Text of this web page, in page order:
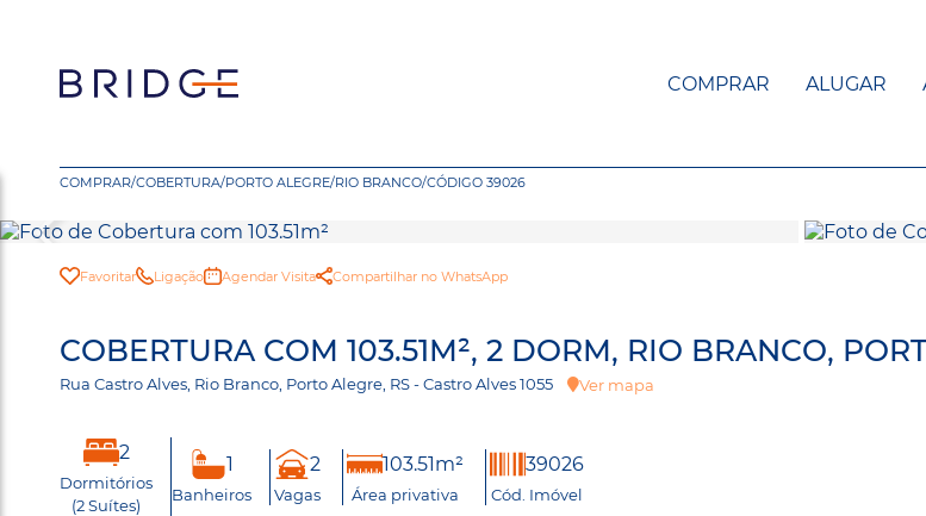
COMPRAR ALUGAR
COMPRAR/COBERTURA/PORTO ALEGRE/RIO BRANCO/CÓDIGO 39026
Favoritar Ligação Agendar Visita Compartilhar no WhatsApp
COBERTURA COM 103.51M², 2 DORM, RIO BRANCO,
Rua Castro Alves, Rio Branco, Porto Alegre, RS - Castro Alves 1055 Ver mapa
2
Dormitórios
(2 Suítes)
1
Banheiros
2
Vagas
103.51m²
Área privativa
39026
Cód. Imóvel